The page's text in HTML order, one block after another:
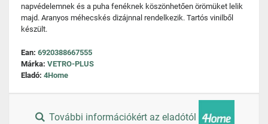
napvédelemnek és a puha fenéknek köszönhetően örömüket lelik
majd. Aranyos méhecskés dizájnnal rendelkezik. Tartós vinilből
készült.
Ean: 6920388667555
Márka: VETRO-PLUS
Eladó: 4Home
További információkért az eladótól